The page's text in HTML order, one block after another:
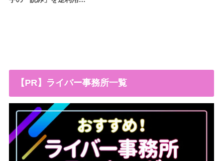
【PR】ライバー事務所一覧